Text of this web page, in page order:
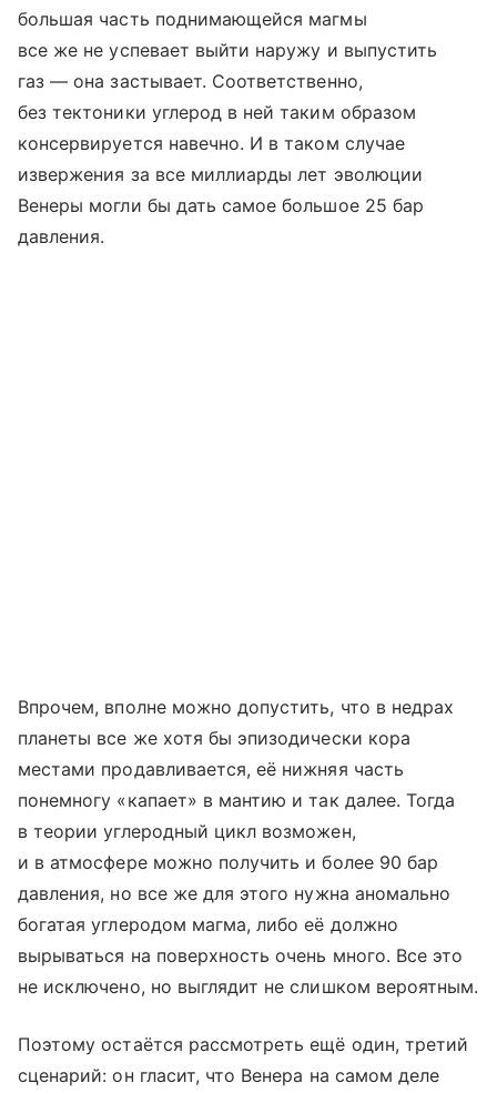
большая часть поднимающейся магмы
все же не успевает выйти наружу и выпустить
газ — она застывает. Соответственно,
без тектоники углерод в ней таким образом
консервируется навечно. И в таком случае
извержения за все миллиарды лет эволюции
Венеры могли бы дать самое большое 25 бар
давления.
Впрочем, вполне можно допустить, что в недрах
планеты все же хотя бы эпизодически кора
местами продавливается, её нижняя часть
понемногу «капает» в мантию и так далее. Тогда
в теории углеродный цикл возможен,
и в атмосфере можно получить и более 90 бар
давления, но все же для этого нужна аномально
богатая углеродом магма, либо её должно
вырываться на поверхность очень много. Все это
не исключено, но выглядит не слишком вероятным.
Поэтому остаётся рассмотреть ещё один, третий
сценарий: он гласит, что Венера на самом деле